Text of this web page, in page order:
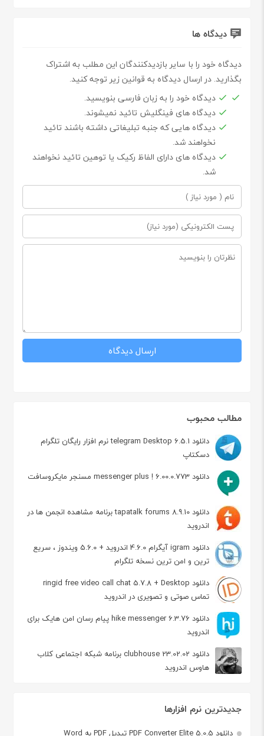
مطالب محبوب
دانلود telegram Desktop 6.5.1 نرم افزار رایگان تلگرام
دسکتاپ
دانلود messenger plus ! 6.00.0.773 مسنجر مایکروسافت
دانلود tapatalk forums 8.9.10 برنامه مشاهده انجمن ها در
اندروید
دانلود igram آیگرام 4.6.0 اندروید + 5.6.0 ویندوز ، سریع
ترین و امن ترین نسخه تلگرام
دانلود ringid free video call chat 5.7.8 + Desktop
تماس صوتی و تصویری در اندروید
دانلود hike messenger 6.3.76 پیام‌ رسان‌ امن هایک برای
اندروید
دانلود clubhouse 23.02.02 برنامه شبکه اجتماعی کلاب
هاوس اندروید
جدیدترین نرم افزارها
دانلود PDF Converter Elite 5.0.5 تبدیل PDF به Word
دیدگاه ها
دیدگاه خود را با سایر بازدیدکنندگان این مطلب به اشتراک
بگذارید. در ارسال دیدگاه به قوانین زیر توجه کنید.
دیدگاه خود را به زبان فارسی بنویسید.
دیدگاه های فینگلیش تائید نمیشوند.
دیدگاه هایی که جنبه تبلیغاتی داشته باشند تائید
نخواهند شد.
دیدگاه های دارای الفاظ رکیک یا توهین تائید نخواهند
شد.